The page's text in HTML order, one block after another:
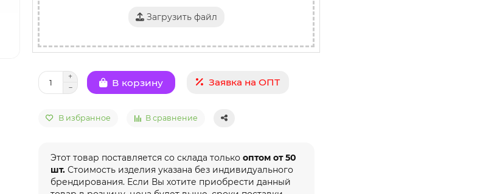
Загрузить файл
В корзину Заявка на ОПТ
В избранное В сравнение
Этот товар поставляется со склада толькооптом от 50
шт. Стоимость изделия указана без индивидуального
брендирования. Если Вы хотите приобрести данный